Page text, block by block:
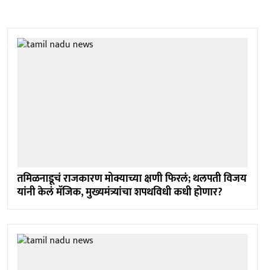
तमिळनाडूचं राजकारण मोक्याच्या क्षणी फिरलं; थलपती विजय
यांनी केलं मॅजिक, मुख्यमंत्र्यांचा शपथविधी कधी होणार?